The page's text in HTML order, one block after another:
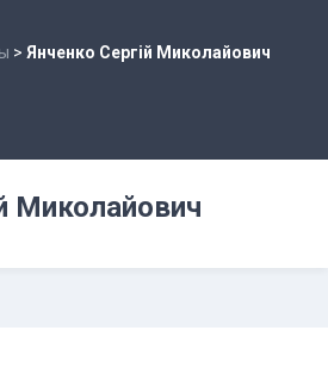
> Янченко Сергій Миколайович
Миколайович